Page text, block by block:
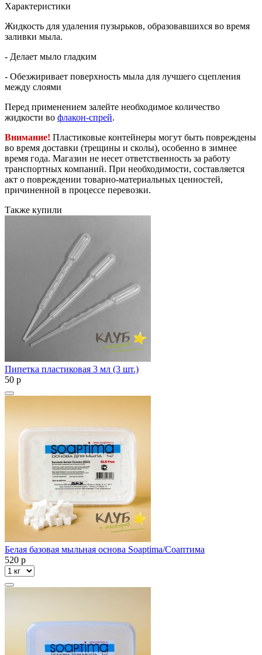
Характеристики
Жидкость для удаления пузырьков, образовавшихся во время
заливки мыла.
- Делает мыло гладким
- Обезжиривает поверхность мыла для лучшего сцепления
между слоями
Перед применением залейте необходимое количество
жидкости во флакон-спрей.
Внимание! Пластиковые контейнеры могут быть повреждены
во время доставки (трещины и сколы), особенно в зимнее
время года. Магазин не несет ответственность за работу
транспортных компаний. При необходимости, составляется
акт о повреждении товарно-материальных ценностей,
причиненной в процессе перевозки.
Также купили
Пипетка пластиковая 3 мл (3 шт.)
50 p
Белая базовая мыльная основа Soaptima/Соаптима
520 p